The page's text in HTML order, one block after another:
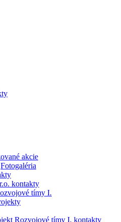
akcie
Fotogaléria
kontakty
tímy I.
Rozvojové tímy I. kontakty